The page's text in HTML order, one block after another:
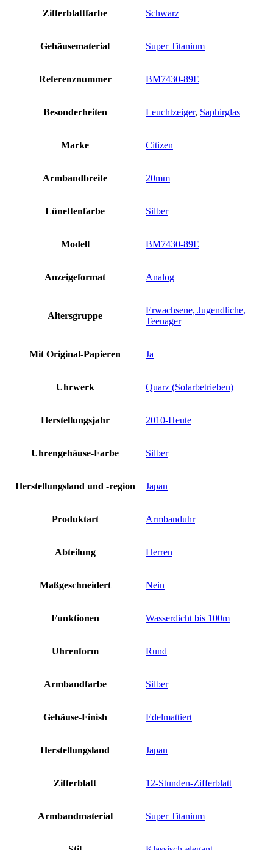
Zifferblattfarbe Schwarz
Gehäusematerial Super Titanium
Referenznummer BM7430-89E
Besonderheiten Leuchtzeiger, Saphirglas
Marke Citizen
Armbandbreite 20mm
Lünettenfarbe Silber
Modell BM7430-89E
Anzeigeformat Analog
Altersgruppe
Erwachsene, Jugendliche,
Teenager
Mit Original-Papieren Ja
Uhrwerk Quarz (Solarbetrieben)
Herstellungsjahr 2010-Heute
Uhrengehäuse-Farbe Silber
Herstellungsland und -region Japan
Produktart Armbanduhr
Abteilung Herren
Maßgeschneidert Nein
Funktionen Wasserdicht bis 100m
Uhrenform Rund
Armbandfarbe Silber
Gehäuse-Finish Edelmattiert
Herstellungsland Japan
Zifferblatt 12-Stunden-Zifferblatt
Armbandmaterial Super Titanium